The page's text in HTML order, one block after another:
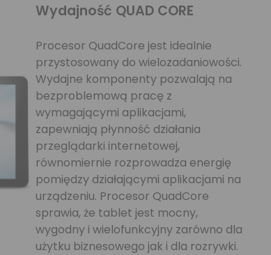
Wydajność QUAD CORE
Procesor QuadCore jest idealnie
przystosowany do wielozadaniowości.
Wydajne komponenty pozwalają na
bezproblemową pracę z
wymagającymi aplikacjami,
zapewniają płynność działania
przeglądarki internetowej,
równomiernie rozprowadza energię
pomiędzy działającymi aplikacjami na
urządzeniu. Procesor QuadCore
sprawia, że tablet jest mocny,
wygodny i wielofunkcyjny zarówno dla
użytku biznesowego jak i dla rozrywki.